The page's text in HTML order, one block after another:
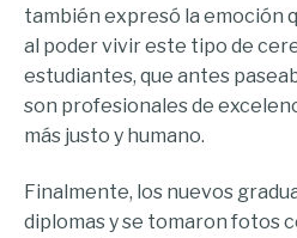
también expresó la emoción
al poder vivir este tipo de
estudiantes, que antes
son profesionales de
más justo y humano.
Finalmente, los nuevos
diplomas y se tomaron fotos